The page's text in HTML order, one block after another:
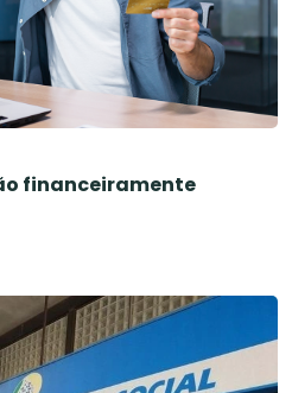
financeiramente